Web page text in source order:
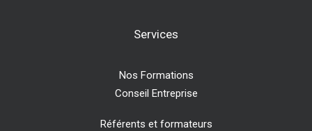
Services
Nos Formations
Conseil Entreprise
Référents et formateurs